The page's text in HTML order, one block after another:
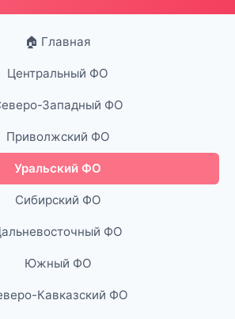
🏠 Главная
Центральный ФО
Западный ФО
Приволжский ФО
Уральский ФО
Сибирский ФО
ФО
Южный ФО
Кавказский ФО